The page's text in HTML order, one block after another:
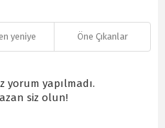
yeniye Öne Çıkanlar
yorum yapılmadı.
siz olun!